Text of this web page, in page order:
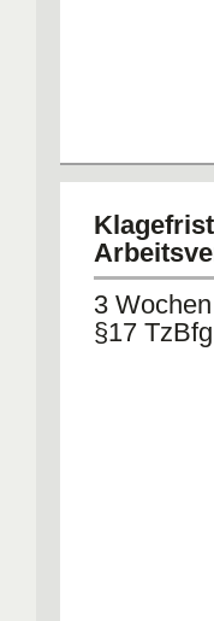
3 Wochen
§17 TzBfg